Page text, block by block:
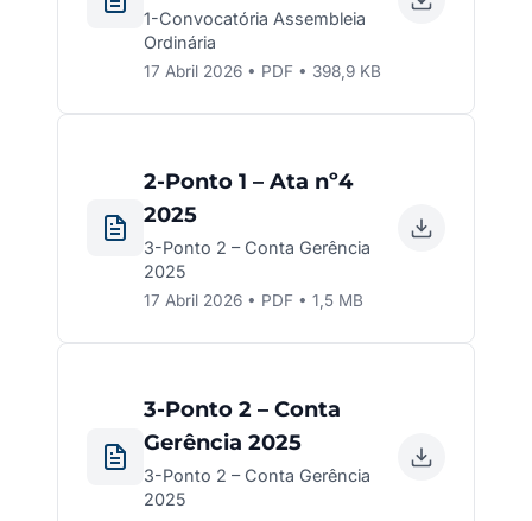
1-Convocatória Assembleia
Ordinária
17 Abril 2026 • PDF • 398,9 KB
2-Ponto 1 – Ata nº4
2025
3-Ponto 2 – Conta Gerência
2025
17 Abril 2026 • PDF • 1,5 MB
3-Ponto 2 – Conta
Gerência 2025
3-Ponto 2 – Conta Gerência
2025